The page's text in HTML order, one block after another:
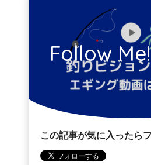
Follow
この記事が気に入ったら